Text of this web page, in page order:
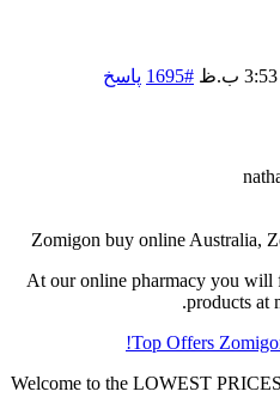
#1695 پاسخ
Zomigon buy online Australia,
At our online pharmacy you
products at
Top Offers
Welcome to the LOWEST